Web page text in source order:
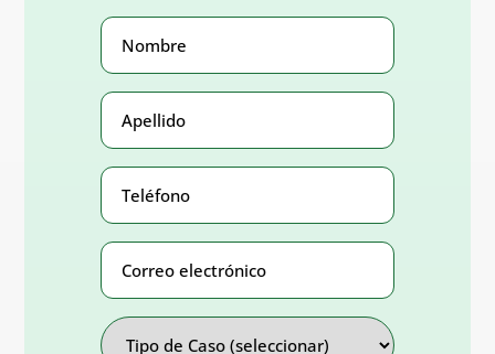
Nombre
Apellido
Teléfono
Number(Obligatorio)
Correo
electrónico
Address
Tipo
de